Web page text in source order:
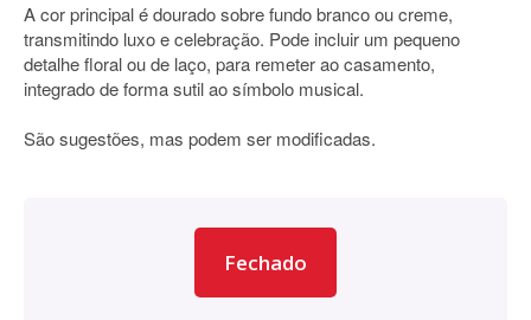
A cor principal é dourado sobre fundo branco ou creme,
transmitindo luxo e celebração. Pode incluir um pequeno
detalhe floral ou de laço, para remeter ao casamento,
integrado de forma sutil ao símbolo musical.
São sugestões, mas podem ser modificadas.
Fechado